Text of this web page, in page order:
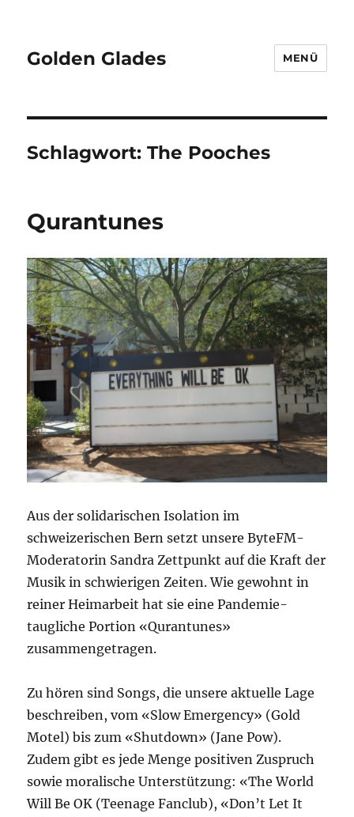
Golden Glades MENÜ
Schlagwort:The Pooches
Qurantunes
Aus der solidarischen Isolation im
schweizerischen Bern setzt unsere ByteFM-
Moderatorin Sandra Zettpunkt auf die Kraft der
Musik in schwierigen Zeiten. Wie gewohnt in
reiner Heimarbeit hat sie eine Pandemie-
taugliche Portion «Qurantunes»
zusammengetragen.
Zu hören sind Songs, die unsere aktuelle Lage
beschreiben, vom «Slow Emergency» (Gold
Motel) bis zum «Shutdown» (Jane Pow).
Zudem gibt es jede Menge positiven Zuspruch
sowie moralische Unterstützung: «The World
Will Be OK (Teenage Fanclub), «Don’t Let It